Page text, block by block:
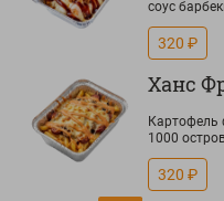
соус
320 ₽
Ханс
Картофель
1000
320 ₽